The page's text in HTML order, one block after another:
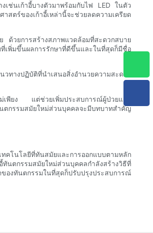
เช่นเก้าอี้บางตัวมาพร้อมกับไฟ LED ในตัว
ตร์ของเก้าอี้เหล่านี้จะช่วยลดความเครียด
ด้วยการสร้างสภาพแวดล้อมที่สะดวกสบาย
เพิ่มขึ้นผลการรักษาที่ดีขึ้นและในที่สุดก็มีชื่อ
ทางปฏิบัติที่นำเสนอสิ่งอำนวยความสะดวก
เพียง แต่ช่วยเพิ่มประสบการณ์ผู้ป่วยและ
ตกรรมสมัยใหม่ส่วนบุคคลจะมีบทบาทสำคัญ
โนโลยีที่ทันสมัยและการออกแบบตามหลัก
นตกรรมสมัยใหม่ส่วนบุคคลกำลังสร้างวิธีที่
องทันตกรรมในที่สุดก็ปรับปรุงประสบการณ์